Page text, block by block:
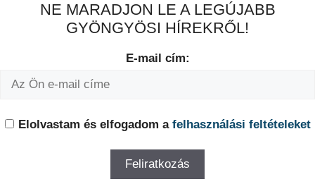
NE MARADJON LE A LEGÚJABB
GYÖNGYÖSI HÍREKRŐL!
E-mail cím:
Elolvastam és elfogadom a felhasználási feltételeket